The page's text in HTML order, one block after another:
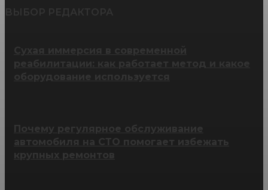
Почему регулярное обслуживание
автомобиля на СТО помогает избежать
крупных ремонтов